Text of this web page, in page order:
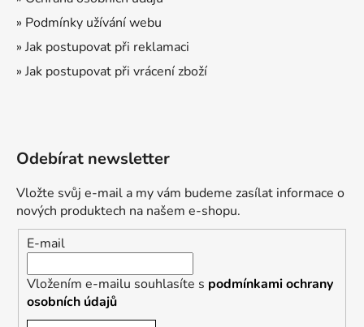
» Podmínky užívání webu
» Jak postupovat při reklamaci
» Jak postupovat při vrácení zboží
Odebírat newsletter
Vložte svůj e-mail a my vám budeme zasílat informace o
nových produktech na našem e-shopu.
E-mail
Vložením e-mailu souhlasíte s podmínkami ochrany
osobních údajů